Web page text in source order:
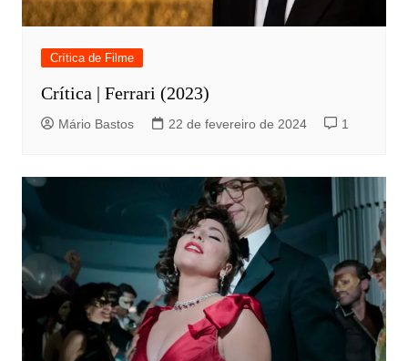
Crítica de Filme
Crítica | Ferrari (2023)
Mário Bastos 22 de fevereiro de 2024 1